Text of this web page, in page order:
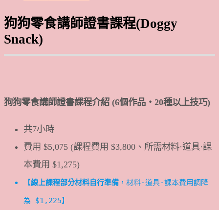
狗狗零食講師證書課程(Doggy
Snack)
狗狗零食講師證書課程介紹 (6個作品・20種以上技巧)
共7小時
費用 $5,075 (課程費用 $3,800、所需材料·道具·課
本費用 $1,275)
【線上課程部分材料自行準備 ，材料·道具·課本費用調降
為 $1,225】